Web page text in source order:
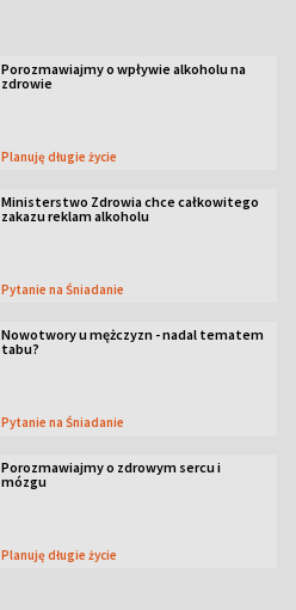
Porozmawiajmy o wpływie alkoholu na
zdrowie
Planuję długie życie
Ministerstwo Zdrowia chce całkowitego
zakazu reklam alkoholu
Pytanie na Śniadanie
Nowotwory u mężczyzn - nadal tematem
tabu?
Pytanie na Śniadanie
Porozmawiajmy o zdrowym sercu i
mózgu
Planuję długie życie